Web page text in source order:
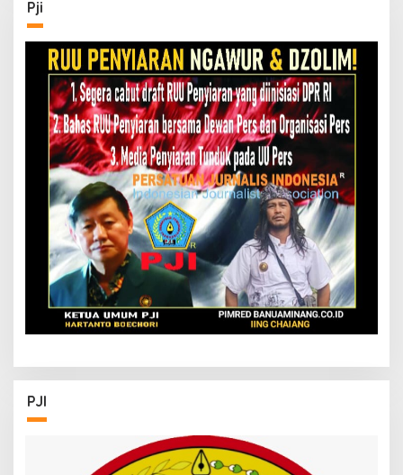
Pji
PJI